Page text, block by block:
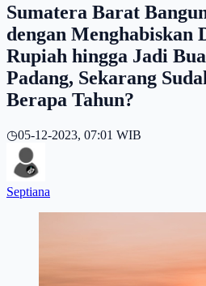
Sumatera Barat
dengan Menghabiskan
Rupiah hingga Jadi
Padang, Sekarang
Berapa Tahun?
◷05-12-2023, 07:01 WIB
Septiana